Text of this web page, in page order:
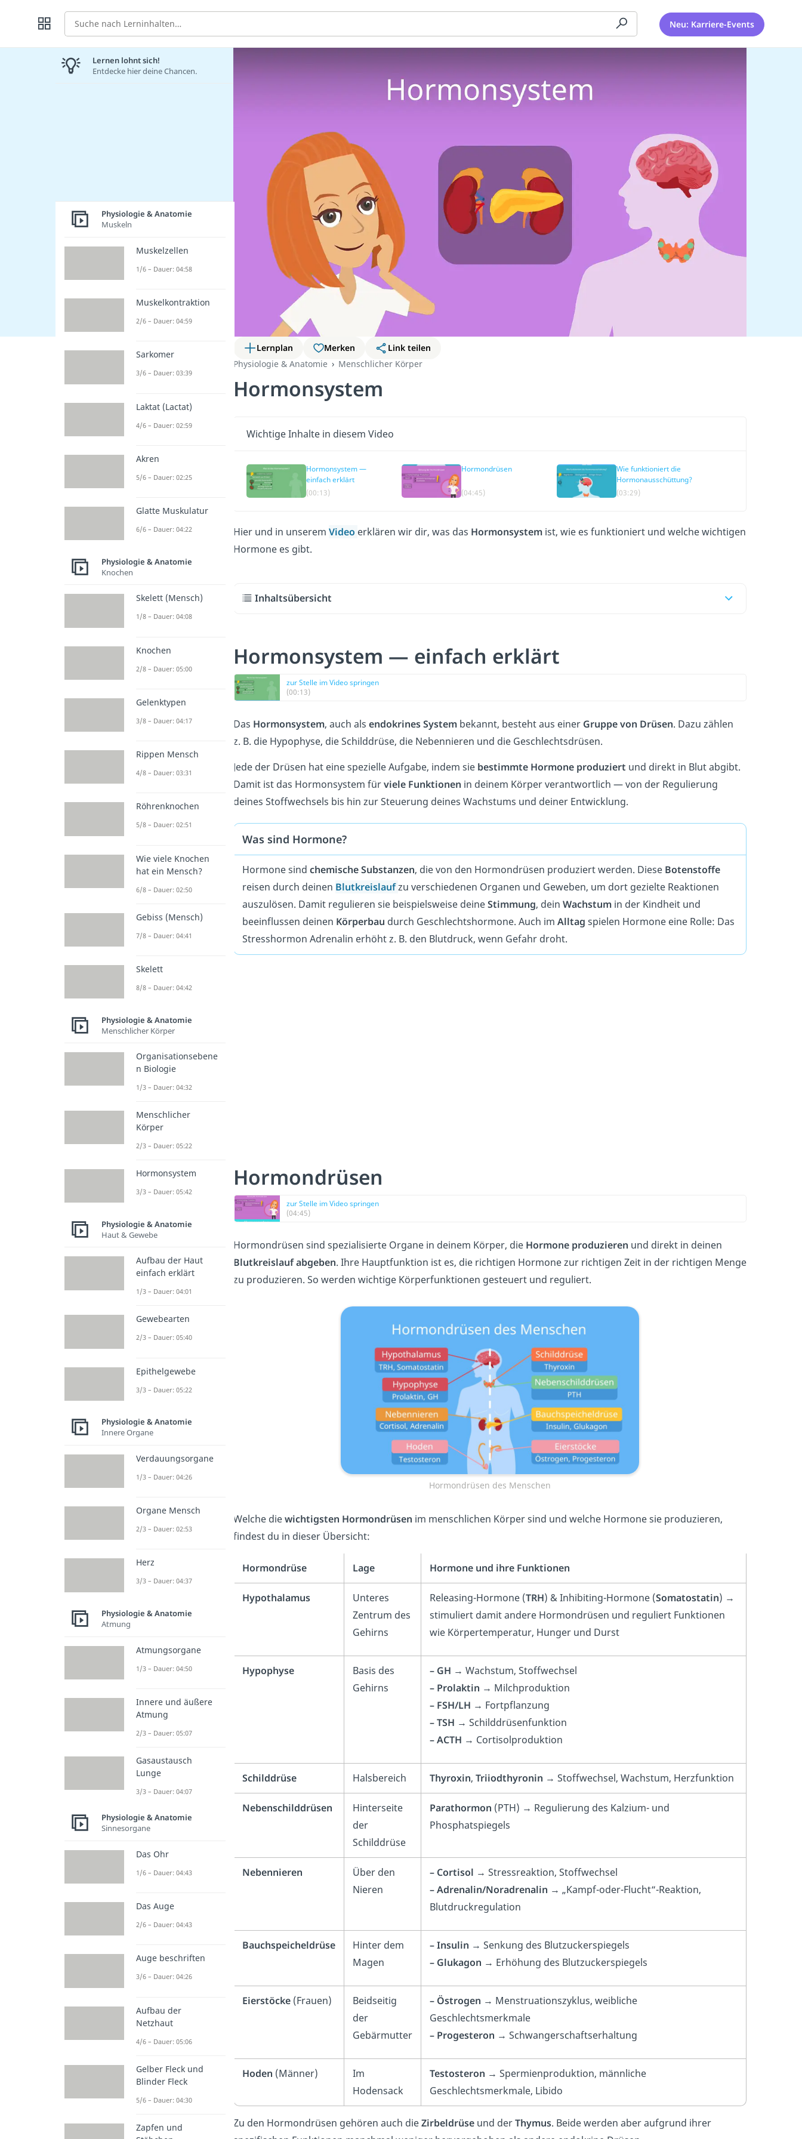
Suche Neu: Karriere-Events
Lernplan Merken
Link teilen
Physiologie & Anatomie
Menschlicher Körper
Hormonsystem
Wichtige Inhalte in diesem Video
Hormonsystem —
einfach erklärt
(00:13)
Hormondrüsen
(04:45)
Wie funktioniert die
Hormonausschüttung?
(03:29)
Hier und in unserem Video erklären wir dir, was das Hormonsystem ist, wie es funktioniert und welche wichtigen
Hormone es gibt.
Inhaltsübersicht
Hormonsystem — einfach erklärt
zur Stelle im Video springen
(00:13)
Das Hormonsystem, auch als endokrines System bekannt, besteht aus einer Gruppe von Drüsen. Dazu zählen
z. B. die Hypophyse, die Schilddrüse, die Nebennieren und die Geschlechtsdrüsen.
Jede der Drüsen hat eine spezielle Aufgabe, indem sie bestimmte Hormone produziert und direkt in Blut abgibt.
Damit ist das Hormonsystem fürviele Funktionen in deinem Körper verantwortlich — von der Regulierung
deines Stoffwechsels bis hin zur Steuerung deines Wachstums und deiner Entwicklung.
Was sind Hormone?
Hormone sind chemische Substanzen, die von den Hormondrüsen produziert werden. Diese Botenstoffe
reisen durch deinen Blutkreislaufzu verschiedenen Organen und Geweben, um dort gezielte Reaktionen
auszulösen. Damit regulieren sie beispielsweise deineStimmung, dein Wachstum in der Kindheit und
beeinflussen deinen Körperbau durch Geschlechtshormone. Auch im Alltag spielen Hormone eine Rolle: Das
Stresshormon Adrenalin erhöht z. B. den Blutdruck, wenn Gefahr droht.
Hormondrüsen
zur Stelle im Video springen
(04:45)
Hormondrüsen sind spezialisierte Organe in deinem Körper, die Hormone produzieren und direkt in deinen
Blutkreislauf abgeben. Ihre Hauptfunktion ist es, die richtigen Hormone zur richtigen Zeit in der richtigen Menge
zu produzieren. So werden wichtige Körperfunktionen gesteuert und reguliert.
Hormondrüsen des Menschen
Welche diewichtigsten Hormondrüsen im menschlichen Körper sind und welche Hormone sie produzieren,
findest du in dieser Übersicht:
Hormondrüse Lage Hormone und ihre Funktionen
Hypothalamus
Unteres
Zentrum des
Gehirns
Releasing-Hormone (TRH) & Inhibiting-Hormone (Somatostatin) →
stimuliert damit andere Hormondrüsen und reguliert Funktionen
wie Körpertemperatur, Hunger und Durst
Hypophyse
Basis des
Gehirns
– GH → Wachstum, Stoffwechsel
– Prolaktin → Milchproduktion
– FSH/LH → Fortpflanzung
– TSH → Schilddrüsenfunktion
– ACTH → Cortisolproduktion
Schilddrüse Halsbereich Thyroxin, Triiodthyronin → Stoffwechsel, Wachstum, Herzfunktion
Nebenschilddrüsen
Hinterseite
der
Schilddrüse
Parathormon (PTH) → Regulierung des Kalzium- und
Phosphatspiegels
Nebennieren
Über den
Nieren
– Cortisol → Stressreaktion, Stoffwechsel
– Adrenalin/Noradrenalin → „Kampf-oder-Flucht“-Reaktion,
Blutdruckregulation
Bauchspeicheldrüse
Hinter dem
Magen
– Insulin → Senkung des Blutzuckerspiegels
– Glukagon → Erhöhung des Blutzuckerspiegels
Eierstöcke (Frauen)
Beidseitig
der
Gebärmutter
– Östrogen → Menstruationszyklus, weibliche
Geschlechtsmerkmale
– Progesteron → Schwangerschaftserhaltung
Hoden (Männer)
Im
Hodensack
Testosteron → Spermienproduktion, männliche
Geschlechtsmerkmale, Libido
Zu den Hormondrüsen gehören auch dieZirbeldrüse und derThymus. Beide werden aber aufgrund ihrer
Lernen lohnt sich!
Entdecke hier deine Chancen.
Physiologie & Anatomie
Muskeln
Muskelzellen
1/6 – Dauer: 04:58
Muskelkontraktion
2/6 – Dauer: 04:59
Sarkomer
3/6 – Dauer: 03:39
Laktat (Lactat)
4/6 – Dauer: 02:59
Akren
5/6 – Dauer: 02:25
Glatte Muskulatur
6/6 – Dauer: 04:22
Physiologie & Anatomie
Knochen
Skelett (Mensch)
1/8 – Dauer: 04:08
Knochen
2/8 – Dauer: 05:00
Gelenktypen
3/8 – Dauer: 04:17
Rippen Mensch
4/8 – Dauer: 03:31
Röhrenknochen
5/8 – Dauer: 02:51
Wie viele Knochen
hat ein Mensch?
6/8 – Dauer: 02:50
Gebiss (Mensch)
7/8 – Dauer: 04:41
Skelett
8/8 – Dauer: 04:42
Physiologie & Anatomie
Menschlicher Körper
Organisationsebene
n Biologie
1/3 – Dauer: 04:32
Menschlicher
Körper
2/3 – Dauer: 05:22
Hormonsystem
3/3 – Dauer: 05:42
Physiologie & Anatomie
Haut & Gewebe
Aufbau der Haut
einfach erklärt
1/3 – Dauer: 04:01
Gewebearten
2/3 – Dauer: 05:40
Epithelgewebe
3/3 – Dauer: 05:22
Physiologie & Anatomie
Innere Organe
Verdauungsorgane
1/3 – Dauer: 04:26
Organe Mensch
2/3 – Dauer: 02:53
Herz
3/3 – Dauer: 04:37
Physiologie & Anatomie
Atmung
Atmungsorgane
1/3 – Dauer: 04:50
Innere und äußere
Atmung
2/3 – Dauer: 05:07
Gasaustausch
Lunge
3/3 – Dauer: 04:07
Physiologie & Anatomie
Sinnesorgane
Das Ohr
1/6 – Dauer: 04:43
Das Auge
2/6 – Dauer: 04:43
Auge beschriften
3/6 – Dauer: 04:26
Aufbau der
Netzhaut
4/6 – Dauer: 05:06
Gelber Fleck und
Blinder Fleck
5/6 – Dauer: 04:30
Zapfen und